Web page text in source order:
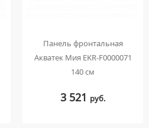
Панель фронтальная
Акватек Мия EKR-F0000071
140 см
3 521 руб.